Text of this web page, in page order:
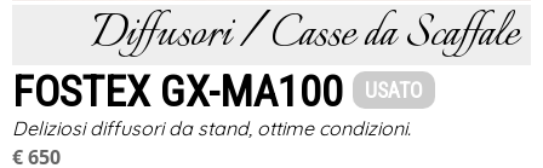
Diffusori / Casse da Scaffale
FOSTEX GX-MA100 USATO
Deliziosi diffusori da stand, ottime condizioni.
€ 650